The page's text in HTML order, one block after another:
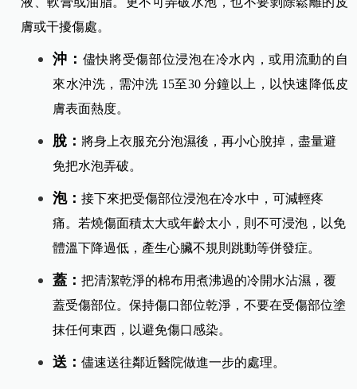
膚或干擾傷處。
沖： 儘快將受傷部位浸泡在冷水內，或用流動的自
來水沖洗，需沖洗 15至30 分鐘以上，以快速降低皮
膚表面熱度。
脫： 將身上衣服充分泡濕後，再小心脫掉，盡量避
免把水泡弄破。
泡：接下來把受傷部位浸泡在冷水中，可減輕疼
痛。若燒傷面積太大或年齡太小，則不可浸泡，以免
體溫下降過低，產生心臟不規則跳動等併發症。
蓋：把清潔乾淨的棉布用煮沸過的冷開水沾濕，覆
蓋受傷部位。保持傷口部位乾淨，不要在受傷部位塗
抹任何東西，以避免傷口感染。
送：儘速送往鄰近醫院做進一步的處理。